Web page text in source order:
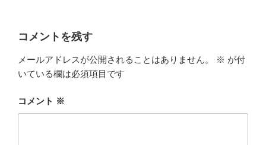
コメントを残す
メールアドレスが公開されることはありません。 ※ が付
いている欄は必須項目です
コメント ※